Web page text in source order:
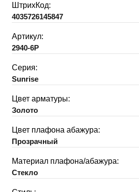
ШтрихКод:
4035726145847
Артикул:
2940-6P
Серия:
Sunrise
Цвет арматуры:
Золото
Цвет плафона абажура:
Прозрачный
Материал плафона/абажура:
Стекло